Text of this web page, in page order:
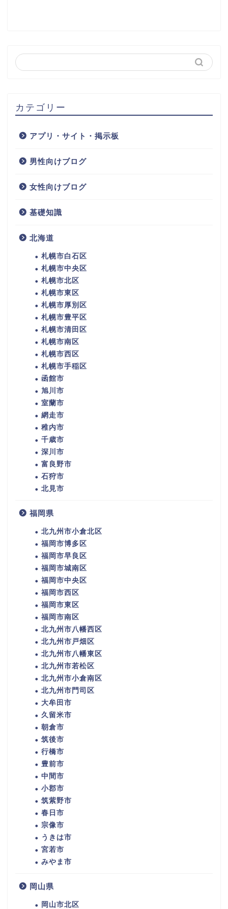
カテゴリー
アプリ・サイト・掲示板
男性向けブログ
女性向けブログ
基礎知識
北海道
札幌市白石区
札幌市中央区
札幌市北区
札幌市東区
札幌市厚別区
札幌市豊平区
札幌市清田区
札幌市南区
札幌市西区
札幌市手稲区
函館市
旭川市
室蘭市
網走市
稚内市
千歳市
深川市
富良野市
石狩市
北見市
福岡県
北九州市小倉北区
福岡市博多区
福岡市早良区
福岡市城南区
福岡市中央区
福岡市西区
福岡市東区
福岡市南区
北九州市八幡西区
北九州市戸畑区
北九州市八幡東区
北九州市若松区
北九州市小倉南区
北九州市門司区
大牟田市
久留米市
朝倉市
筑後市
行橋市
豊前市
中間市
小郡市
筑紫野市
春日市
宗像市
うきは市
宮若市
みやま市
岡山県
岡山市北区